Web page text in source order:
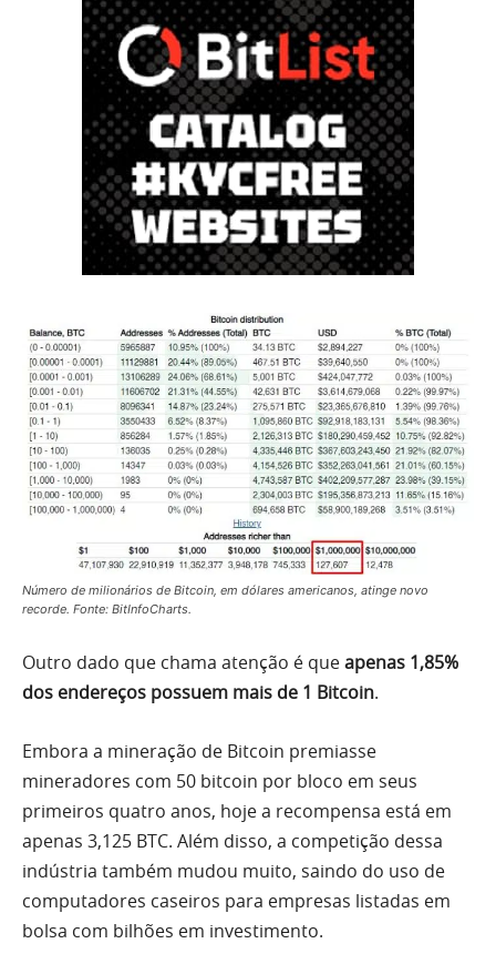
Número de milionários de Bitcoin, em dólares americanos, atinge novo
recorde. Fonte: BitInfoCharts.
Outro dado que chama atenção é queapenas 1,85%
dos endereços possuem mais de 1 Bitcoin.
Embora a mineração de Bitcoin premiasse
mineradores com 50 bitcoin por bloco em seus
primeiros quatro anos, hoje a recompensa está em
apenas 3,125 BTC. Além disso, a competição dessa
indústria também mudou muito, saindo do uso de
computadores caseiros para empresas listadas em
bolsa com bilhões em investimento.